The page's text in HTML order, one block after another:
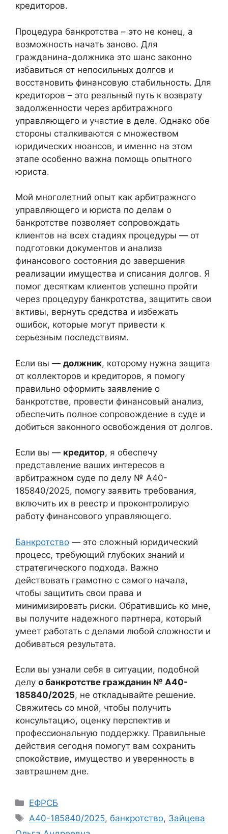
кредиторов.
Процедура банкротства – это не конец, а
возможность начать заново. Для
гражданина-должника это шанс законно
избавиться от непосильных долгов и
восстановить финансовую стабильность. Для
кредиторов – это реальный путь к возврату
задолженности через арбитражного
управляющего и участие в деле. Однако обе
стороны сталкиваются с множеством
юридических нюансов, и именно на этом
этапе особенно важна помощь опытного
юриста.
Мой многолетний опыт как арбитражного
управляющего и юриста по делам о
банкротстве позволяет сопровождать
клиентов на всех стадиях процедуры — от
подготовки документов и анализа
финансового состояния до завершения
реализации имущества и списания долгов. Я
помог десяткам клиентов успешно пройти
через процедуру банкротства, защитить свои
активы, вернуть средства и избежать
ошибок, которые могут привести к
серьезным последствиям.
Если вы — должник, которому нужна защита
от коллекторов и кредиторов, я помогу
правильно оформить заявление о
банкротстве, провести финансовый анализ,
обеспечить полное сопровождение в суде и
добиться законного освобождения от долгов.
Если вы — кредитор, я обеспечу
представление ваших интересов в
арбитражном суде по делу № А40-
185840/2025, помогу заявить требования,
включить их в реестр и проконтролирую
работу финансового управляющего.
Банкротство — это сложный юридический
процесс, требующий глубоких знаний и
стратегического подхода. Важно
действовать грамотно с самого начала,
чтобы защитить свои права и
минимизировать риски. Обратившись ко мне,
вы получите надежного партнера, который
умеет работать с делами любой сложности и
добиваться результата.
Если вы узнали себя в ситуации, подобной
делу о банкротстве гражданин № А40-
185840/2025, не откладывайте решение.
Свяжитесь со мной, чтобы получить
консультацию, оценку перспектив и
профессиональную поддержку. Правильные
действия сегодня помогут вам сохранить
спокойствие, имущество и уверенность в
завтрашнем дне.
Рубрики
ЕФРСБ
Метки
А40-185840/2025,банкротство, Зайцева